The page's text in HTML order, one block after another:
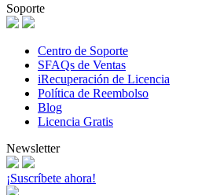
Soporte
Centro de Soporte
SFAQs de Ventas
iRecuperación de Licencia
Política de Reembolso
Blog
Licencia Gratis
Newsletter
¡Suscríbete ahora!